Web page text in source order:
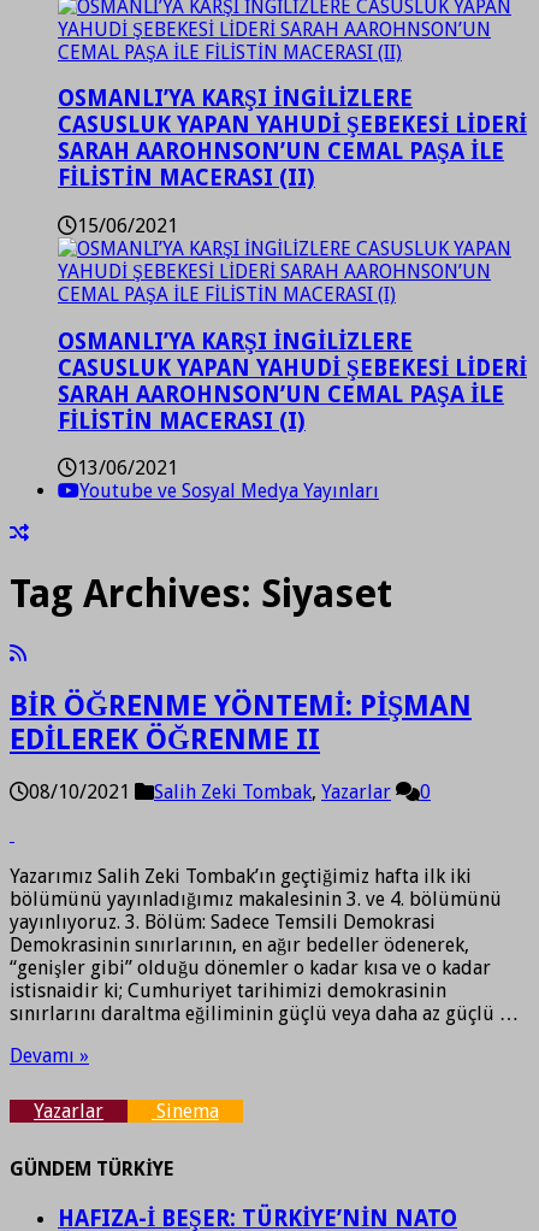
OSMANLI’YA KARŞI İNGİLİZLERE
CASUSLUK YAPAN YAHUDİ ŞEBEKESİ LİDERİ
SARAH AAROHNSON’UN CEMAL PAŞA İLE
FİLİSTİN MACERASI (II)
15/06/2021
OSMANLI’YA KARŞI İNGİLİZLERE
CASUSLUK YAPAN YAHUDİ ŞEBEKESİ LİDERİ
SARAH AAROHNSON’UN CEMAL PAŞA İLE
FİLİSTİN MACERASI (I)
13/06/2021
Youtube ve Sosyal Medya Yayınları
Tag Archives: Siyaset
BİR ÖĞRENME YÖNTEMİ: PİŞMAN
EDİLEREK ÖĞRENME II
08/10/2021 Salih Zeki Tombak, Yazarlar 0
Yazarımız Salih Zeki Tombak’ın geçtiğimiz hafta ilk iki
bölümünü yayınladığımız makalesinin 3. ve 4. bölümünü
yayınlıyoruz. 3. Bölüm: Sadece Temsili Demokrasi
Demokrasinin sınırlarının, en ağır bedeller ödenerek,
“genişler gibi” olduğu dönemler o kadar kısa ve o kadar
istisnaidir ki; Cumhuriyet tarihimizi demokrasinin
sınırlarını daraltma eğiliminin güçlü veya daha az güçlü …
Devamı »
Yazarlar Sinema
GÜNDEM TÜRKİYE
HAFIZA-İ BEŞER: TÜRKİYE’NİN NATO